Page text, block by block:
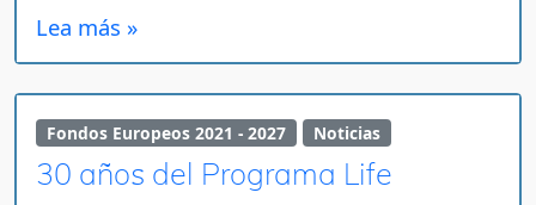
Lea más »
Fondos Europeos 2021 - 2027 Noticias
30 años del Programa Life